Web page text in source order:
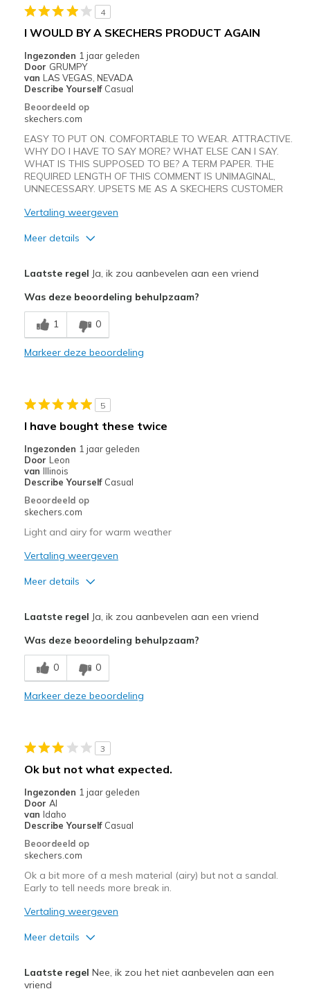
Casual Wear
Travel
Width
Sizing
View On Shoes
I'm Really Into Shoes
4
I WOULD BY A SKECHERS PRODUCT AGAIN
Ingezonden 1 jaar geleden
Door GRUMPY
van LAS VEGAS, NEVADA
Describe Yourself Casual
Beoordeeld op
skechers.com
EASY TO PUT ON. COMFORTABLE TO WEAR. ATTRACTIVE.
WHY DO I HAVE TO SAY MORE? WHAT ELSE CAN I SAY.
WHAT IS THIS SUPPOSED TO BE? A TERM PAPER. THE
REQUIRED LENGTH OF THIS COMMENT IS UNIMAGINAL,
UNNECESSARY. UPSETS ME AS A SKECHERS CUSTOMER
Vertaling weergeven
Meer details
Beste toepassingen
Casual Wear
View On Shoes
Shoes are for Wearing
Laatste regel Ja, ik zou aanbevelen aan een vriend
Was deze beoordeling behulpzaam?
1 0
Markeer deze beoordeling
5
I have bought these twice
Ingezonden 1 jaar geleden
Door Leon
van Illinois
Describe Yourself Casual
Beoordeeld op
skechers.com
Light and airy for warm weather
Vertaling weergeven
Meer details
Breathe Well
Comfortable
Casual Wear
Width
Sizing
Feels true to size
Laatste regel Ja, ik zou aanbevelen aan een vriend
Was deze beoordeling behulpzaam?
0 0
Markeer deze beoordeling
3
Ok but not what expected.
Ingezonden 1 jaar geleden
Door Al
van Idaho
Describe Yourself Casual
Beoordeeld op
skechers.com
Ok a bit more of a mesh material (airy) but not a sandal.
Early to tell needs more break in.
Vertaling weergeven
Meer details
Breathe Well
Laatste regel Nee, ik zou het niet aanbevelen aan een
vriend